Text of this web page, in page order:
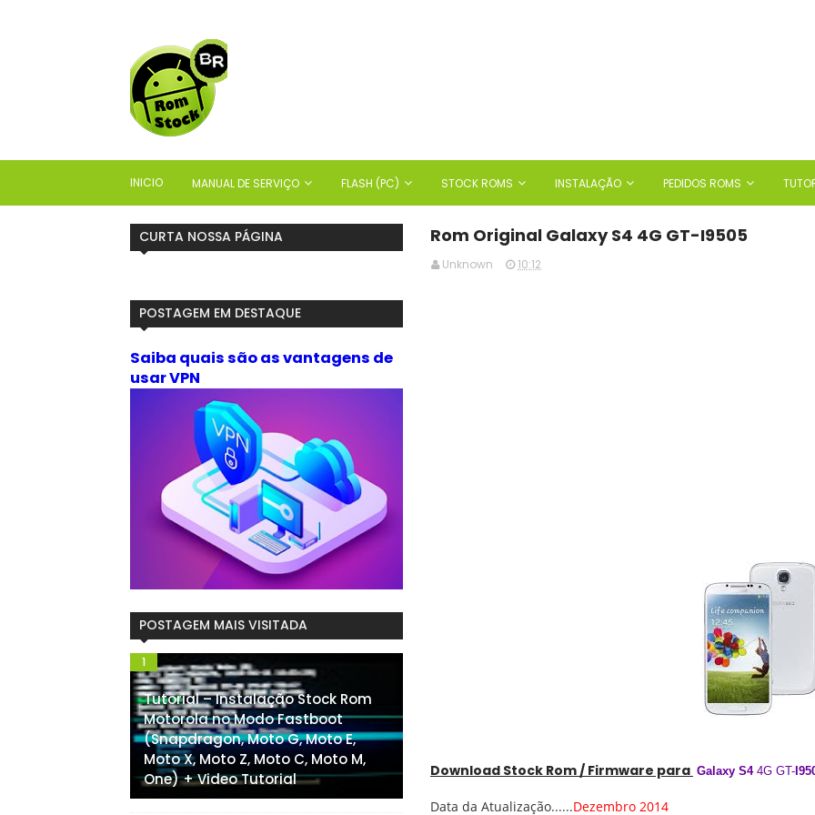
INICIO MANUAL DE SERVIÇO FLASH (PC) STOCK ROMS INSTALAÇÃO PEDIDOS ROMS
Rom Original Galaxy S4 4G GT-I9505
Unknown 10:12
Download Stock Rom / Firmware para Galaxy S44G GT-
Data da Atualização......Dezembro 2014
CURTA NOSSA PÁGINA
POSTAGEM EM DESTAQUE
Saiba quais são as vantagens de
usar VPN
POSTAGEM MAIS VISITADA
Tutorial – Instalação Stock Rom
Motorola no Modo Fastboot
(Snapdragon, Moto G, Moto E,
Moto X, Moto Z, Moto C, Moto M,
One) + Video Tutorial